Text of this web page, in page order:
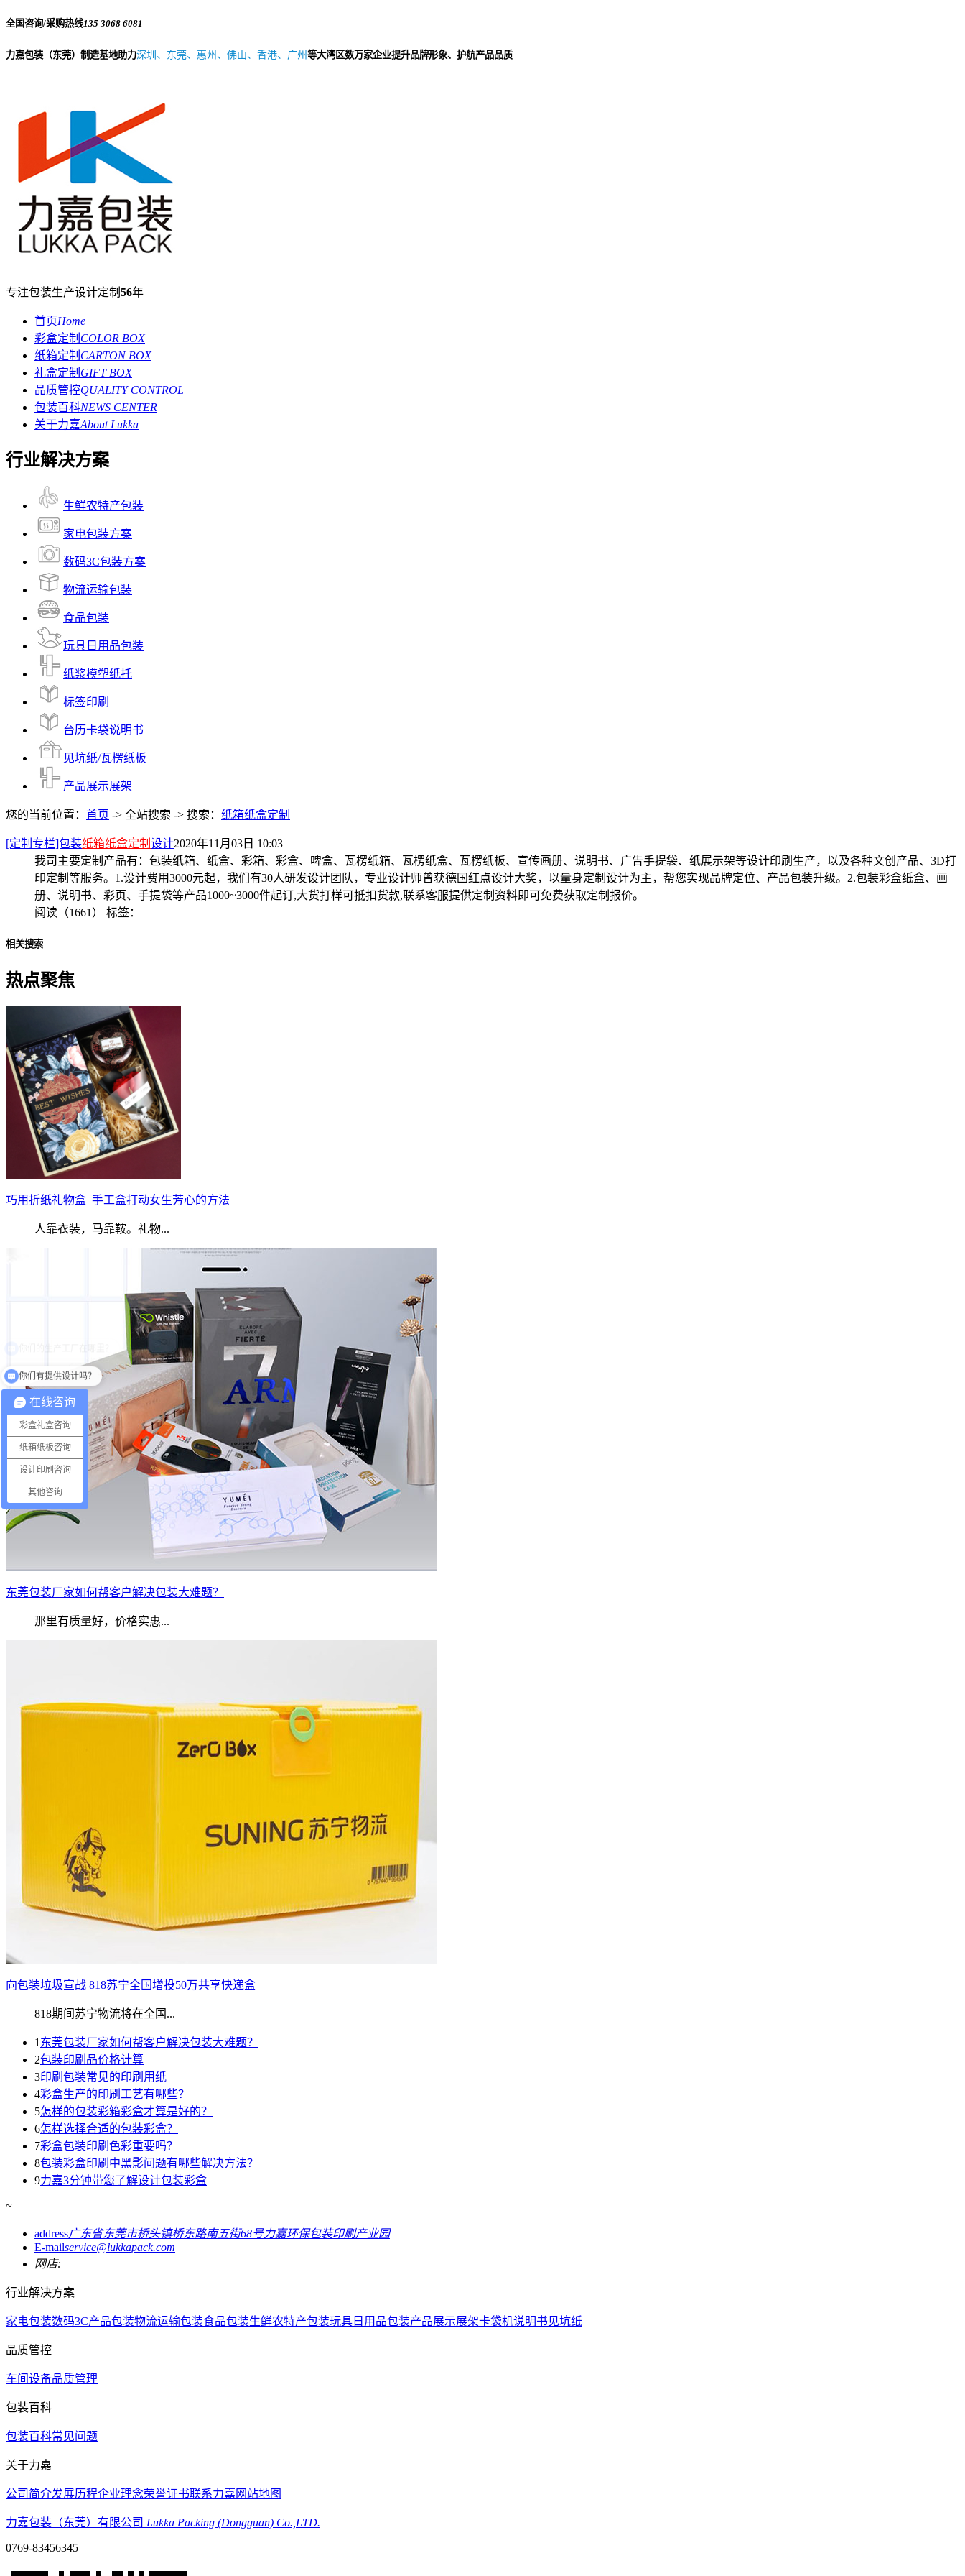
全国咨询/采购热线135 3068 6081
力嘉包装（东莞）制造基地助力深圳、东莞、惠州、佛山、香港、广州 等大湾区数万家企业提升品牌形象、护航产品品质
专注包装生产设计定制 56年
首页Home
彩盒定制 COLOR BOX
纸箱定制 CARTON BOX
礼盒定制 GIFT BOX
品质管控QUALITY CONTROL
包装百科NEWS CENTER
关于力嘉About Lukka
行业解决方案
生鲜农特产包装
家电包装方案
数码3C包装方案
物流运输包装
食品包装
玩具日用品包装
纸浆模塑纸托
标签印刷
台历卡袋说明书
见坑纸/瓦楞纸板
产品展示展架
您的当前位置： 首页 -> 全站搜索 -> 搜索： 纸箱纸盒定制
[定制专栏]包装纸箱纸盒定制 设计2020年11月03日 10:03
我司主要定制产品有：包装纸箱、纸盒、彩箱、彩盒、啤盒、瓦楞纸箱、瓦楞纸盒、瓦楞纸板、宣传画册、说明书、广告手提袋、纸展示架等设计印刷生产，以及各种文创产品、3D打
印定制等服务。1.设计费用3000元起，我们有30人研发设计团队，专业设计师曾获德国红点设计大奖，以量身定制设计为主，帮您实现品牌定位、产品包装升级。2.包装彩盒纸盒、画
册、说明书、彩页、手提袋等产品1000~3000件起订,大货打样可抵扣货款,联系客服提供定制资料即可免费获取定制报价。
阅读（1661） 标签：
相关搜索
热点聚焦
巧用折纸礼物盒_手工盒打动女生芳心的方法
人靠衣装，马靠鞍。礼物...
东莞包装厂家如何帮客户解决包装大难题？
那里有质量好，价格实惠...
向包装垃圾宣战 818苏宁全国增投50万共享快递盒
818期间苏宁物流将在全国...
1 东莞包装厂家如何帮客户解决包装大难题？
2包装印刷品价格计算
3印刷包装常见的印刷用纸
4彩盒生产的印刷工艺有哪些？
5怎样的包装彩箱彩盒才算是好的？
6怎样选择合适的包装彩盒？
7彩盒包装印刷色彩重要吗？
8包装彩盒印刷中黑影问题有哪些解决方法？
9力嘉3分钟带您了解设计包装彩盒
~
address广东省东莞市桥头镇桥东路南五街68号力嘉环保包装印刷产业园
E-mailservice@lukkapack.com
网店:
行业解决方案
家电包装数码3C产品包装物流运输包装食品包装生鲜农特产包装玩具日用品包装产品展示展架卡袋机说明书见坑纸
品质管控
车间设备品质管理
包装百科
包装百科常见问题
关于力嘉
公司简介发展历程企业理念荣誉证书联系力嘉 网站地图
力嘉包装（东莞）有限公司 Lukka Packing (Dongguan) Co.,LTD.
0769-83456345
在线咨询
彩盒礼盒咨询
纸箱纸板咨询
设计印刷咨询
其他咨询
你们有提供设计吗？